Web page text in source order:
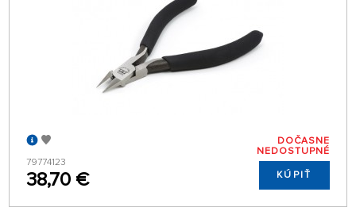
79774123
38,70 €
DOČASNE
NEDOSTUPNÉ
KÚPIŤ